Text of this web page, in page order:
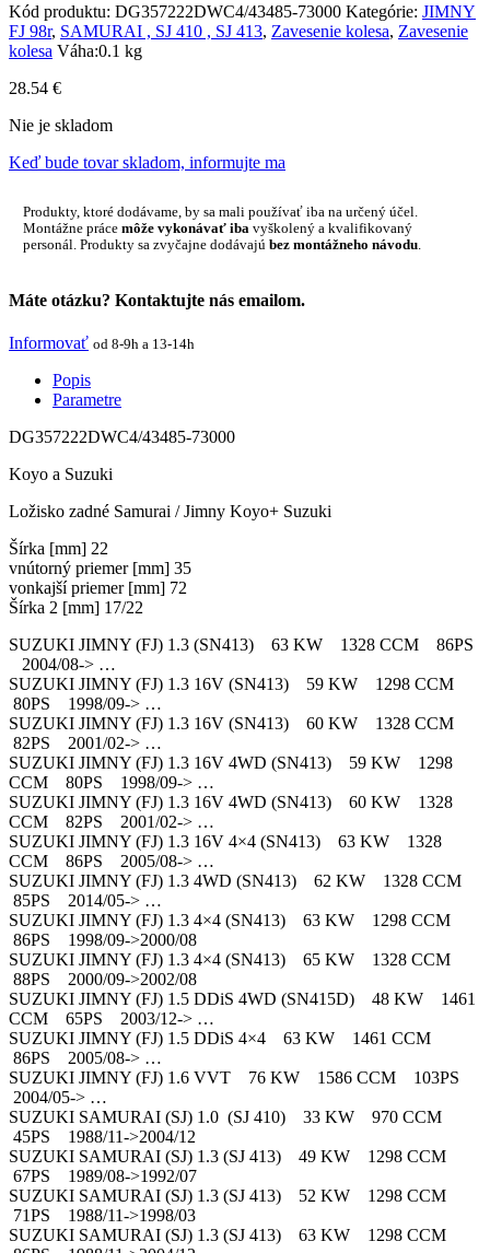
Kód produktu: DG357222DWC4/43485-73000 Kategórie: JIMNY
FJ 98r, SAMURAI , SJ 410 , SJ 413, Zavesenie kolesa, Zavesenie
kolesa Váha:0.1 kg
28.54 €
Nie je skladom
Keď bude tovar skladom, informujte ma
Produkty, ktoré dodávame, by sa mali používať iba na určený účel.
Montážne práce môže vykonávať iba vyškolený a kvalifikovaný
personál. Produkty sa zvyčajne dodávajú bez montážneho návodu
Máte otázku? Kontaktujte nás emailom.
Informovať od 8-9h a 13-14h
Popis
Parametre
DG357222DWC4/43485-73000
Koyo a Suzuki
Ložisko zadné Samurai / Jimny Koyo+ Suzuki
Šírka [mm] 22
vnútorný priemer [mm] 35
vonkajší priemer [mm] 72
Šírka 2 [mm] 17/22
SUZUKI JIMNY (FJ) 1.3 (SN413) 63 KW 1328 CCM 86PS
2004/08-> …
SUZUKI JIMNY (FJ) 1.3 16V (SN413) 59 KW 1298 CCM
80PS 1998/09-> …
SUZUKI JIMNY (FJ) 1.3 16V (SN413) 60 KW 1328 CCM
82PS 2001/02-> …
SUZUKI JIMNY (FJ) 1.3 16V 4WD (SN413) 59 KW 1298
CCM 80PS 1998/09-> …
SUZUKI JIMNY (FJ) 1.3 16V 4WD (SN413) 60 KW 1328
CCM 82PS 2001/02-> …
SUZUKI JIMNY (FJ) 1.3 16V 4×4 (SN413) 63 KW 1328
CCM 86PS 2005/08-> …
SUZUKI JIMNY (FJ) 1.3 4WD (SN413) 62 KW 1328 CCM
85PS 2014/05-> …
SUZUKI JIMNY (FJ) 1.3 4×4 (SN413) 63 KW 1298 CCM
86PS 1998/09->2000/08
SUZUKI JIMNY (FJ) 1.3 4×4 (SN413) 65 KW 1328 CCM
88PS 2000/09->2002/08
SUZUKI JIMNY (FJ) 1.5 DDiS 4WD (SN415D) 48 KW 1461
CCM 65PS 2003/12-> …
SUZUKI JIMNY (FJ) 1.5 DDiS 4×4 63 KW 1461 CCM
86PS 2005/08-> …
SUZUKI JIMNY (FJ) 1.6 VVT 76 KW 1586 CCM 103PS
2004/05-> …
SUZUKI SAMURAI (SJ) 1.0 (SJ 410) 33 KW 970 CCM
45PS 1988/11->2004/12
SUZUKI SAMURAI (SJ) 1.3 (SJ 413) 49 KW 1298 CCM
67PS 1989/08->1992/07
SUZUKI SAMURAI (SJ) 1.3 (SJ 413) 52 KW 1298 CCM
71PS 1988/11->1998/03
SUZUKI SAMURAI (SJ) 1.3 (SJ 413) 63 KW 1298 CCM